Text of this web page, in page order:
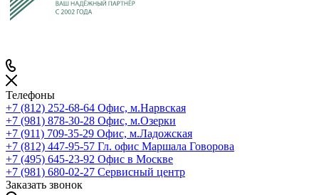
Телефоны
+7 (812) 252-68-64 Офис, м.Нарвская
+7 (981) 878-30-28 Офис, м.Озерки
+7 (911) 709-35-29 Офис, м.Ладожская
+7 (812) 447-95-57 Гл. офис Маршала Говорова
+7 (495) 645-23-92 Офис в Москве
+7 (981) 680-02-27 Сервисный центр
Заказать звонок